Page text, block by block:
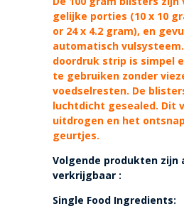
gelijke porties (10 x 10
or 24 x 4.2 gram), en
automatisch
doordruk strip is simpel
te gebruiken zonder
voedselresten. De
luchtdicht gesealed. Dit
uitdrogen en het
geurtjes.
Volgende produkten zijn
verkrijgbaar :
Single Food Ingredients: